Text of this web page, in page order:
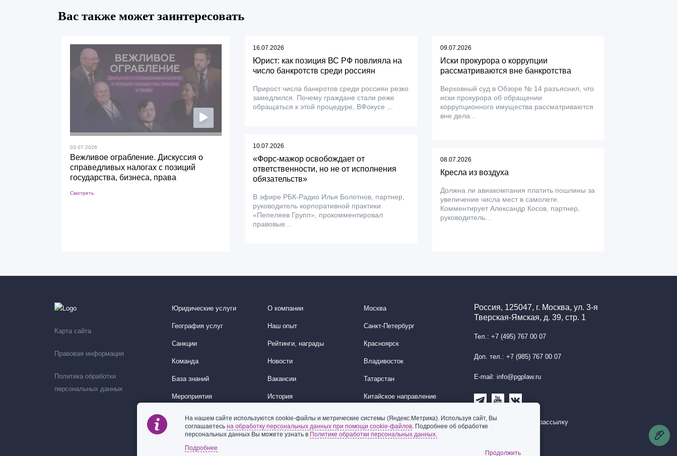
Вас также может заинтересовать
03.07.2026
Вежливое ограбление. Дискуссия о
справедливых налогах с позиций
государства, бизнеса, права
Смотреть
16.07.2026
Юрист: как позиция ВС РФ повлияла на
число банкротств среди россиян
Прирост числа банкротов среди россиян резко
замедлился. Почему граждане стали реже
обращаться к этой процедуре, ВФокусе ...
10.07.2026
«Форс-мажор освобождает от
ответственности, но не от исполнения
обязательств»
В эфире РБК-Радио Илья Болотнов, партнер,
руководитель корпоративной практики
«Пепеляев Групп», прокомментировал
правовые...
09.07.2026
Иски прокурора о коррупции
рассматриваются вне банкротства
Верховный суд в Обзоре № 14 разъяснил, что
иски прокурора об обращении
коррупционного имущества рассматриваются
вне дела...
08.07.2026
Кресла из воздуха
Должна ли авиакомпания платить пошлины за
увеличение числа мест в самолете.
Комментирует Александр Косов, партнер,
руководитель...
Карта сайта
Правовая информация
Политика обработки
персональных данных
Юридические услуги
География услуг
Санкции
Команда
База знаний
Мероприятия
О компании
Наш опыт
Рейтинги, награды
Новости
Вакансии
История
Москва
Санкт-Петербург
Красноярск
Владивосток
Татарстан
Китайское направление
Корейское направление
Ближний Восток
Россия, 125047, г. Москва, ул. 3-я
Тверская-Ямская, д. 39, стр. 1
Тел.: +7 (495) 767 00 07
Доп. тел.: +7 (985) 767 00 07
E-mail: info@pgplaw.ru
Подписаться на рассылку
На нашем сайте используются cookie-файлы и метрические системы (Яндекс.Метрика). Используя сайт, Вы
соглашаетесь на обработку персональных данных при помощи cookie-файлов. Подробнее об обработке
персональных данных Вы можете узнать в Политике обработки персональных данных.
Подробнее